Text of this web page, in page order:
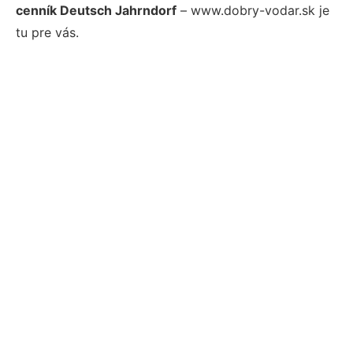
cenník Deutsch Jahrndorf – www.dobry-vodar.sk je
tu pre vás.